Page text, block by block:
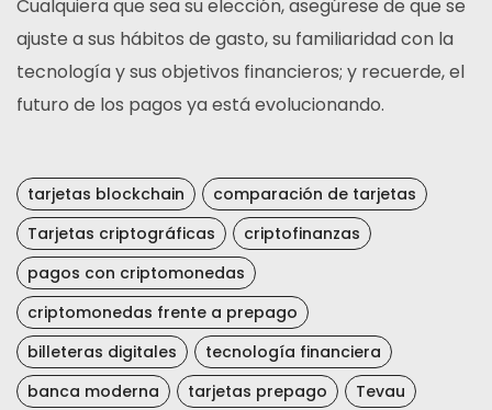
Cualquiera que sea su elección, asegúrese de que se
ajuste a sus hábitos de gasto, su familiaridad con la
tecnología y sus objetivos financieros; y recuerde, el
futuro de los pagos ya está evolucionando.
tarjetas blockchain
comparación de tarjetas
Tarjetas criptográficas
criptofinanzas
pagos con criptomonedas
criptomonedas frente a prepago
billeteras digitales
tecnología financiera
banca moderna
tarjetas prepago Tevau